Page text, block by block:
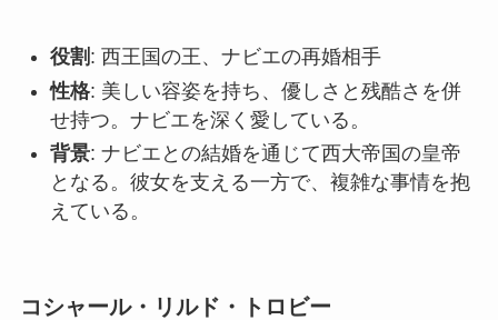
役割 : 西王国の王、ナビエの再婚相手
性格: 美しい容姿を持ち、優しさと残酷さを併
せ持つ。ナビエを深く愛している。
背景: ナビエとの結婚を通じて西大帝国の皇帝
となる。彼女を支える一方で、複雑な事情を抱
えている。
コシャール・リルド・トロビー